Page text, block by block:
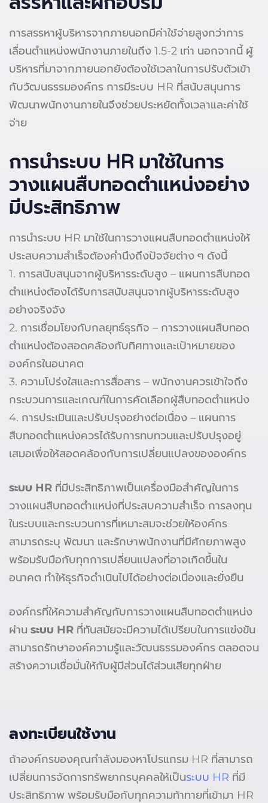
การสรรหาผู้บริหารจากภายนอกมีค่าใช้จ่ายสูงกว่าการ
เลื่อนตำแหน่งพนักงานภายในถึง 1.5-2 เท่า นอกจากนี้ ผู้
บริหารที่มาจากภายนอกยังต้องใช้เวลาในการปรับตัวเข้า
กับวัฒนธรรมองค์กร การมีระบบ HR ที่สนับสนุนการ
พัฒนาพนักงานภายในจึงช่วยประหยัดทั้งเวลาและค่าใช้
จ่าย
การนำระบบ HR มาใช้ในการ
วางแผนสืบทอดตำแหน่งอย่าง
มีประสิทธิภาพ
การนำระบบ HR มาใช้ในการวางแผนสืบทอดตำแหน่งให้
ประสบความสำเร็จต้องคำนึงถึงปัจจัยต่าง ๆ ดังนี้
1. การสนับสนุนจากผู้บริหารระดับสูง – แผนการสืบทอด
ตำแหน่งต้องได้รับการสนับสนุนจากผู้บริหารระดับสูง
อย่างจริงจัง
2. การเชื่อมโยงกับกลยุทธ์ธุรกิจ – การวางแผนสืบทอด
ตำแหน่งต้องสอดคล้องกับทิศทางและเป้าหมายของ
องค์กรในอนาคต
3. ความโปร่งใสและการสื่อสาร – พนักงานควรเข้าใจถึง
กระบวนการและเกณฑ์ในการคัดเลือกผู้สืบทอดตำแหน่ง
4. การประเมินและปรับปรุงอย่างต่อเนื่อง – แผนการ
สืบทอดตำแหน่งควรได้รับการทบทวนและปรับปรุงอยู่
เสมอเพื่อให้สอดคล้องกับการเปลี่ยนแปลงขององค์กร
ระบบ HR ที่มีประสิทธิภาพเป็นเครื่องมือสำคัญในการ
วางแผนสืบทอดตำแหน่งที่ประสบความสำเร็จ การลงทุน
ในระบบและกระบวนการที่เหมาะสมจะช่วยให้องค์กร
สามารถระบุ พัฒนา และรักษาพนักงานที่มีศักยภาพสูง
พร้อมรับมือกับทุกการเปลี่ยนแปลงที่อาจเกิดขึ้นใน
อนาคต ทำให้ธุรกิจดำเนินไปได้อย่างต่อเนื่องและยั่งยืน
องค์กรที่ให้ความสำคัญกับการวางแผนสืบทอดตำแหน่ง
ผ่าน ระบบ HR ที่ทันสมัยจะมีความได้เปรียบในการแข่งขัน
สามารถรักษาองค์ความรู้และวัฒนธรรมองค์กร ตลอดจน
สร้างความเชื่อมั่นให้กับผู้มีส่วนได้ส่วนเสียทุกฝ่าย
ลงทะเบียนใช้งาน
ถ้าองค์กรของคุณกำลังมองหาโปรแกรม HR ที่สามารถ
เปลี่ยนการจัดการทรัพยากรบุคคลให้เป็นระบบ HR ที่มี
ประสิทธิภาพ พร้อมรับมือกับทุกความท้าทายที่เข้ามา HR